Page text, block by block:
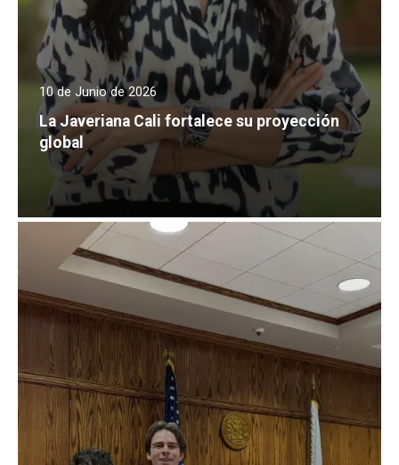
10 de Junio de 2026
La Javeriana Cali fortalece su proyección
global